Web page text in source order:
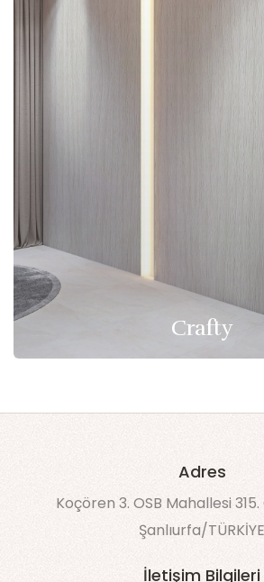
Crafty
Adres
Koçören 3. OSB Mahallesi
Şanlıurfa/TÜRKİYE
İletişim Bilgileri